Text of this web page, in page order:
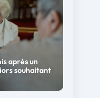
après un
souhaitant